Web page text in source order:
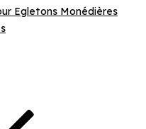
Egletons Monédières